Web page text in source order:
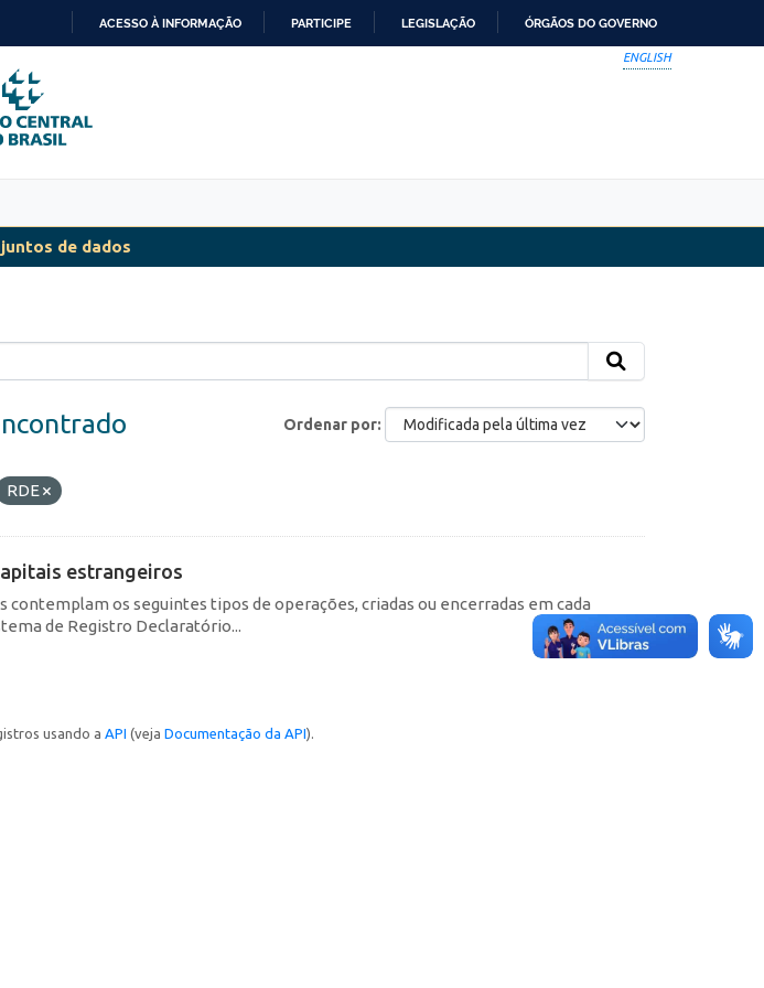
PARA
O
CONTEÚDO
ACESSO À INFORMAÇÃO PARTICIPE LEGISLAÇÃO ÓRGÃOS DO GOVERNO
ENGLISH
de dados
Ordenar por
RDE
estrangeiros
os seguintes tipos de operações, criadas ou encerradas em cada
de Registro Declaratório...
usando a API (veja Documentação da API).